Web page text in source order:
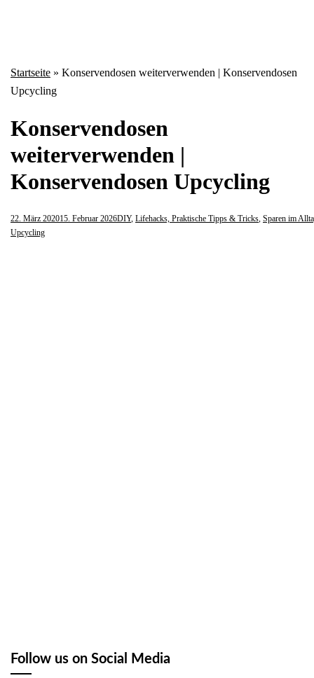
Startseite » Konservendosen weiterverwenden | Konservendosen
Upcycling
Konservendosen
weiterverwenden |
Konservendosen Upcycling
22. März 202015. Februar 2026DIY, Lifehacks, Praktische Tipps & Tricks, Sparen im
Upcycling
Follow us on Social Media